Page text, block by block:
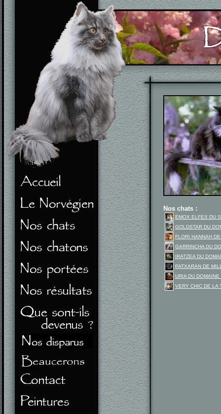
Nos chats :
EMOX ELFES DU
GOLDSTAR DU
FLORI HANNAH
GARRINCHA DU
IRATZEA DU
PATXARAN DE
URIA DU DOMAINE
VERY CHIC DE LA